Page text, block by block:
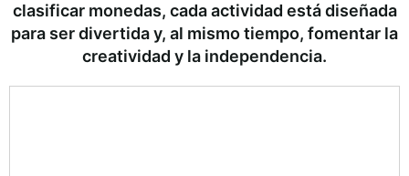
clasificar monedas, cada actividad está diseñada
para ser divertida y, al mismo tiempo, fomentar la
creatividad y la independencia.